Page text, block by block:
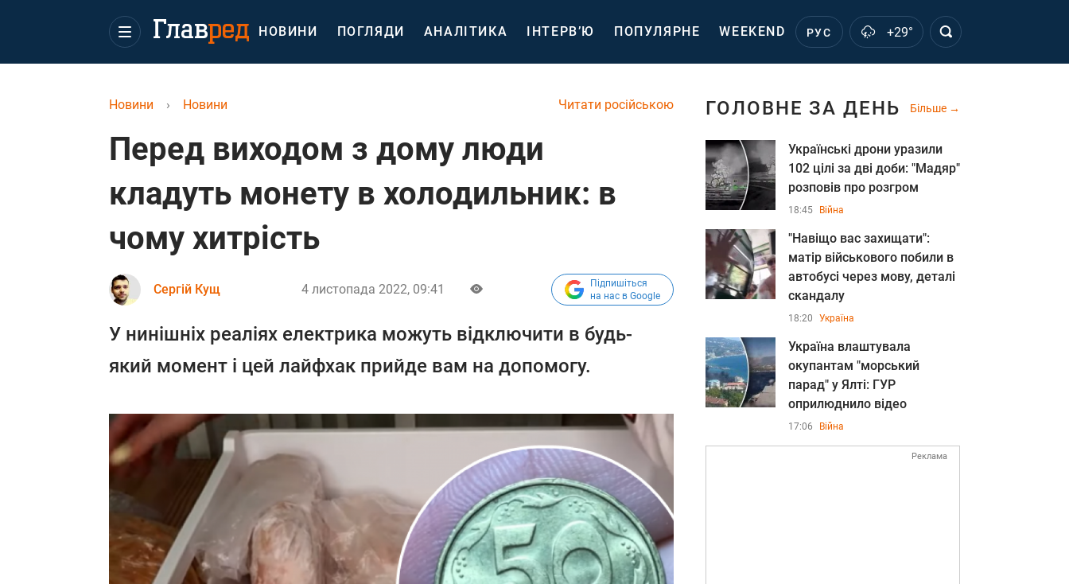
НОВИНИ ПОГЛЯДИ АНАЛІТИКА ІНТЕРВ’Ю ПОПУЛЯРНЕ WEEKEND РУС +29°
Читати російською
Новини › Новини
Перед виходом з дому люди
кладуть монету в холодильник: в
чому хитрість
Сергій Кущ 4 листопада 2022, 09:41
Підпишіться
на нас в Google
У нинішніх реаліях електрика можуть відключити в будь-
який момент і цей лайфхак прийде вам на допомогу.
ГОЛОВНЕ ЗА ДЕНЬ Більше
Українські дрони уразили
102 цілі за дві доби: "Мадяр"
розповів про розгром
18:45 Війна
"Навіщо вас захищати":
матір військового побили в
автобусі через мову, деталі
скандалу
18:20 Україна
Україна влаштувала
окупантам "морський
парад" у Ялті: ГУР
оприлюднило відео
17:06 Війна
Реклама